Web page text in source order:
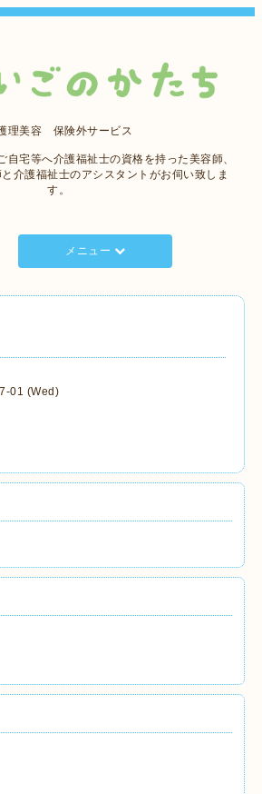
理美容 保険外サービス
自宅等へ介護福祉士の資格を持った美容師、
介護福祉士のアシスタントがお伺い致しま
す。
メニュー
01 (Wed)